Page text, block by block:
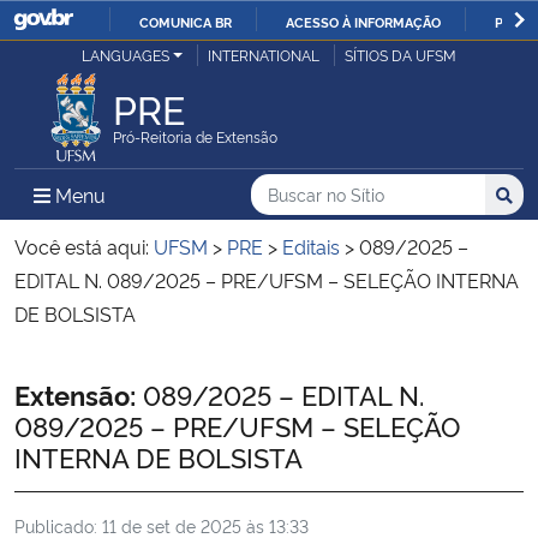
IR
COMUNICA BR ACESSO À INFORMAÇÃO
Ministério da Justiça e Segurança Pública
Ministério da Defesa
Ministério das Relações Exteriores
Ministério da Economia
Ministério da Agricultura, Pecuária e Abastecimento
Ministério da Educação
LANGUAGES INTERNATIONAL SÍTIOS DA UFSM
PRE
Pró-Reitoria de Extensão
Menu Menu Principal do Sítio
Busca
Buscar no no Sítio
Busca:
Você está aqui: UFSM > PRE > Editais >089/2025 –
EDITAL N. 089/2025 – PRE/UFSM – SELEÇÃO INTERNA
DE BOLSISTA
Início do conteúdo
Extensão: 089/2025 – EDITAL N.
089/2025 – PRE/UFSM – SELEÇÃO
INTERNA DE BOLSISTA
Publicado: 11 de set de 2025 às 13:33